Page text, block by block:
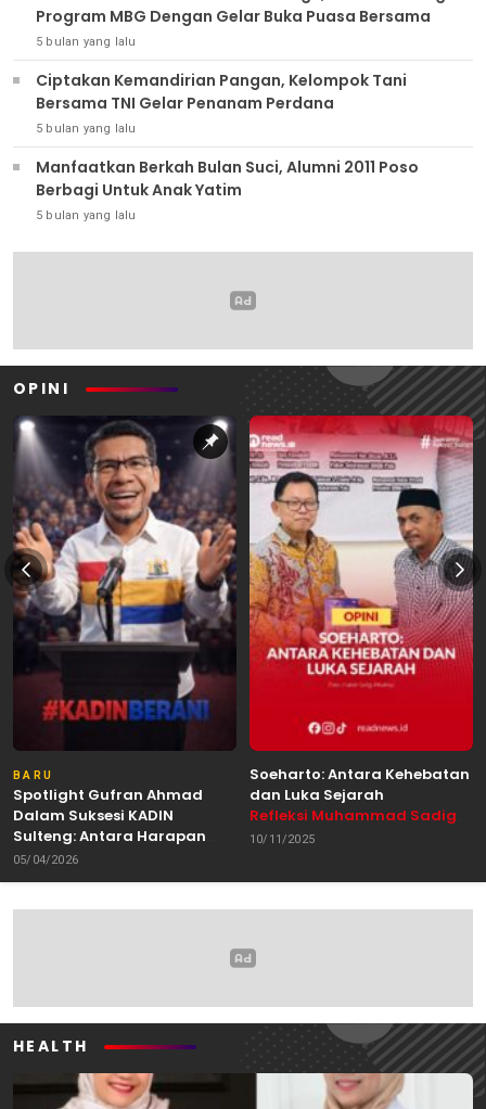
Program MBG Dengan Gelar Buka Puasa Bersama
5 bulan yang lalu
Ciptakan Kemandirian Pangan, Kelompok Tani
Bersama TNI Gelar Penanam Perdana
5 bulan yang lalu
Manfaatkan Berkah Bulan Suci, Alumni 2011 Poso
Berbagi Untuk Anak Yatim
5 bulan yang lalu
OPINI
BARU
Spotlight Gufran Ahmad
Dalam Suksesi KADIN
Sulteng: Antara Harapan
dan Kebutuhan Perubahan
Oleh: Anshar Munir
05/04/2026
Soeharto: Antara Kehebatan
dan Luka Sejarah
Refleksi Muhammad Sadig
Alhabsyie, Akademisi UIN
Pemerhati Gerakan
10/11/2025
HEALTH